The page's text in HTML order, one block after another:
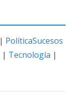
| PolíticaSucesos
| Tecnología |